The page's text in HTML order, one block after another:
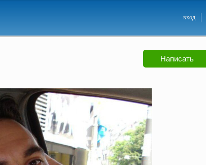
вход
Написать